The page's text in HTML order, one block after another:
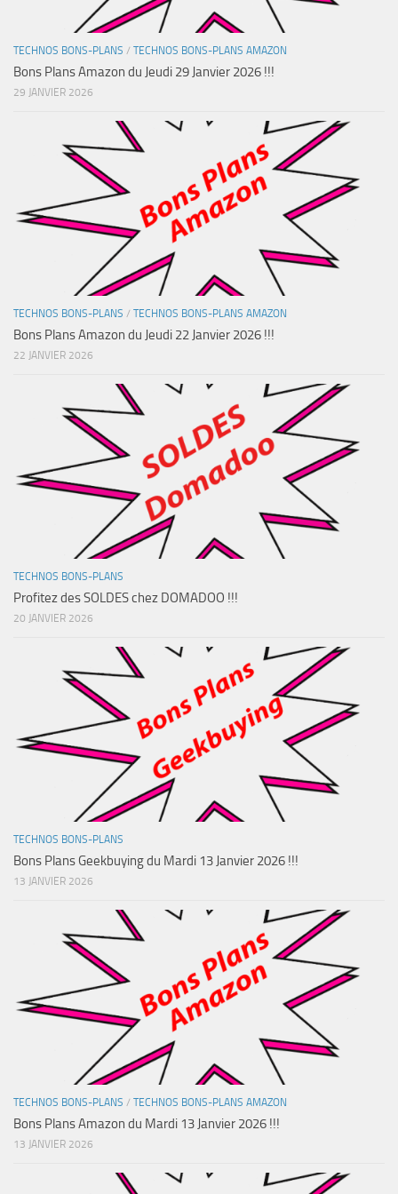
TECHNOS BONS-PLANS / TECHNOS BONS-PLANS AMAZON
Bons Plans Amazon du Jeudi 29 Janvier 2026 !!!
29 JANVIER 2026
TECHNOS BONS-PLANS / TECHNOS BONS-PLANS AMAZON
Bons Plans Amazon du Jeudi 22 Janvier 2026 !!!
22 JANVIER 2026
TECHNOS BONS-PLANS
Profitez des SOLDES chez DOMADOO !!!
20 JANVIER 2026
TECHNOS BONS-PLANS
Bons Plans Geekbuying du Mardi 13 Janvier 2026 !!!
13 JANVIER 2026
TECHNOS BONS-PLANS / TECHNOS BONS-PLANS AMAZON
Bons Plans Amazon du Mardi 13 Janvier 2026 !!!
13 JANVIER 2026